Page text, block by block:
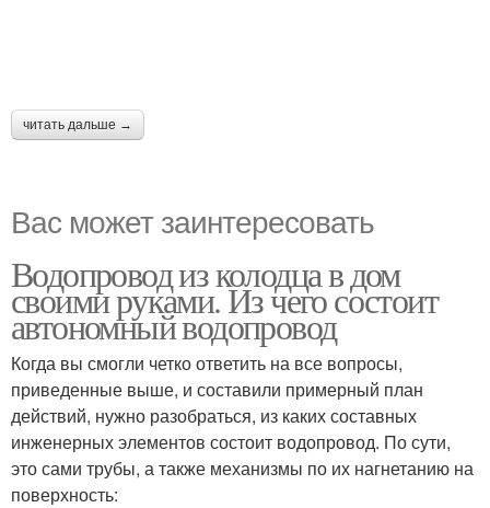
читать дальше →
Вас может заинтересовать
Водопровод из колодца в дом
своими руками. Из чего состоит
автономный водопровод
Когда вы смогли четко ответить на все вопросы,
приведенные выше, и составили примерный план
действий, нужно разобраться, из каких составных
инженерных элементов состоит водопровод. По сути,
это сами трубы, а также механизмы по их нагнетанию на
поверхность: